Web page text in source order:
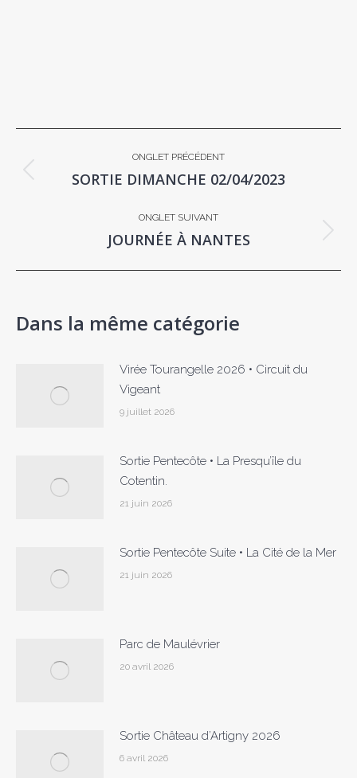
DE
COMMENTAIRE
ONGLET PRÉCÉDENT
Onglet
SORTIE DIMANCHE 02/04/2023
ONGLET SUIVANT
Onglet
JOURNÉE À NANTES
Dans la même catégorie
Virée Tourangelle 2026 • Circuit du
Vigeant
9 juillet 2026
Sortie Pentecôte • La Presqu’île du
Cotentin.
21 juin 2026
Sortie Pentecôte Suite • La Cité de la Mer
21 juin 2026
Parc de Maulévrier
20 avril 2026
Sortie Château d’Artigny 2026
6 avril 2026